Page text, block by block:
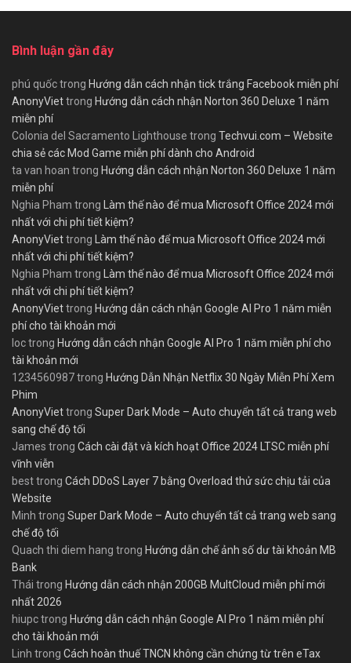
Bình luận gần đây
phú quốctrong Hướng dẫn cách nhận tick trắng Facebook miễn phí
AnonyViettrong Hướng dẫn cách nhận Norton 360 Deluxe 1 năm
miễn phí
Colonia del Sacramento Lighthouse trong Techvui.com – Website
chia sẻ các Mod Game miễn phí dành cho Android
ta van hoan trong Hướng dẫn cách nhận Norton 360 Deluxe 1 năm
miễn phí
Nghia Pham trong
Làm thế nào để mua Microsoft Office 2024 mới
nhất với chi phí tiết kiệm?
AnonyViettrong
Làm thế nào để mua Microsoft Office 2024 mới
nhất với chi phí tiết kiệm?
Nghia Pham trong
Làm thế nào để mua Microsoft Office 2024 mới
nhất với chi phí tiết kiệm?
AnonyViettrong Hướng dẫn cách nhận Google AI Pro 1 năm miễn
phí cho tài khoản mới
loctrong Hướng dẫn cách nhận Google AI Pro 1 năm miễn phí cho
tài khoản mới
1234560987trong Hướng Dẫn Nhận Netflix 30 Ngày Miễn Phí Xem
Phim
AnonyViettrong Super Dark Mode – Auto chuyển tất cả trang web
sang chế độ tối
James trong Cách cài đặt và kích hoạt Office 2024 LTSC miễn phí
vĩnh viễn
besttrong Cách DDoS Layer 7 bằng Overload thử sức chịu tải của
Website
Minh trong Super Dark Mode – Auto chuyển tất cả trang web sang
chế độ tối
Quach thi diem hang trong Hướng dẫn chế ảnh số dư tài khoản MB
Bank
Thái trong Hướng dẫn cách nhận 200GB MultCloud miễn phí mới
nhất 2026
hiupctrong Hướng dẫn cách nhận Google AI Pro 1 năm miễn phí
cho tài khoản mới
Linh trong Cách hoàn thuế TNCN không cần chứng từ trên eTax